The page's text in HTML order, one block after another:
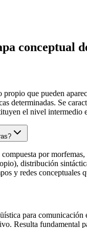
conceptual
que pueden
determinadas. Se
el nivel intermedio
por
distribución
y redes
para
Resulta fundamental